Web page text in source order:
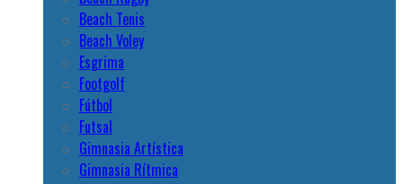
Beach Tenis
Beach Voley
Esgrima
Footgolf
Fútbol
Futsal
Gimnasia Artística
Gimnasia Rítmica